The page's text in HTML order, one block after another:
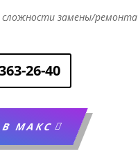
замены/ремонта
26-40
В МАКС